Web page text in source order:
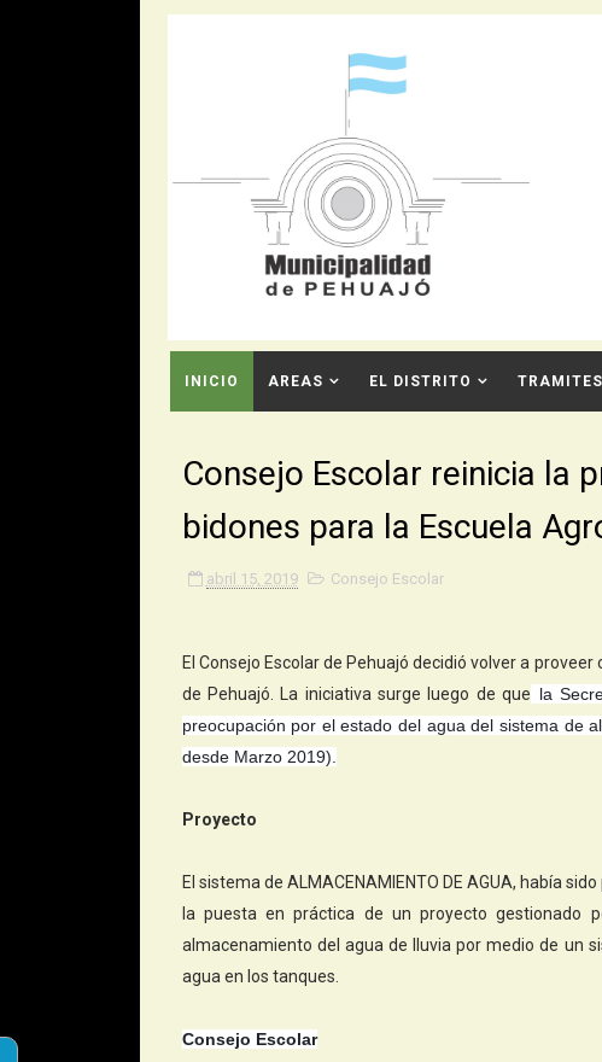
INICIO AREAS EL DISTRITO TRAMITES
Consejo Escolar reinicia la
bidones para la Escuela
abril 15, 2019 Consejo Escolar
El Consejo Escolar de Pehuajó decidió volver a
de Pehuajó. La iniciativa surge luego de que la
preocupación por el estado del agua del sistema de
desde Marzo 2019).
Proyecto
El sistema de ALMACENAMIENTO DE AGUA, había
la puesta en práctica de un proyecto gestionado
almacenamiento del agua de lluvia por medio de un
agua en los tanques.
Consejo Escolar